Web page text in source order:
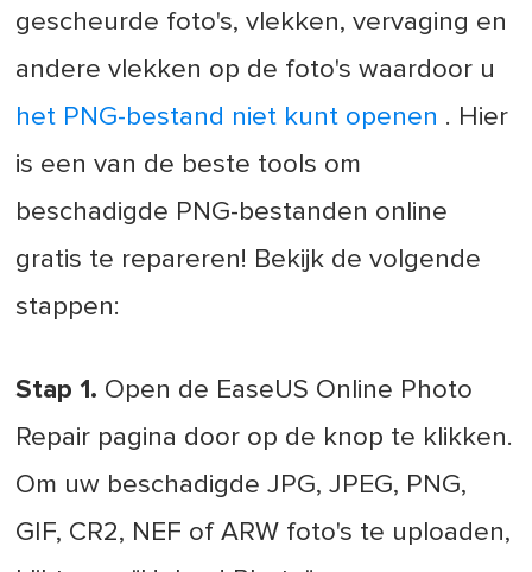
gescheurde foto's, vlekken, vervaging en
andere vlekken op de foto's waardoor u
het PNG-bestand niet kunt openen . Hier
is een van de beste tools om
beschadigde PNG-bestanden online
gratis te repareren! Bekijk de volgende
stappen:
Stap 1. Open de EaseUS Online Photo
Repair pagina door op de knop te klikken.
Om uw beschadigde JPG, JPEG, PNG,
GIF, CR2, NEF of ARW foto's te uploaden,